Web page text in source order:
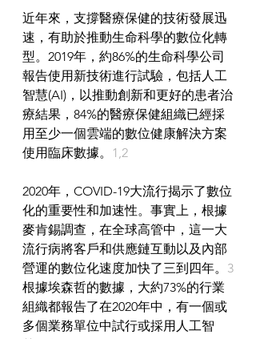
近年來，支撐醫療保健的技術發展迅
速，有助於推動生命科學的數位化轉
型。2019年，約86%的生命科學公司
報告使用新技術進行試驗，包括人工
智慧(AI)，以推動創新和更好的患者治
療結果，84%的醫療保健組織已經採
用至少一個雲端的數位健康解決方案
使用臨床數據。
1,2
2020年，COVID-19大流行揭示了數位
化的重要性和加速性。事實上，根據
麥肯錫調查，在全球高管中，這一大
流行病將客戶和供應鏈互動以及內部
營運的數位化速度加快了三到四年。 3
根據埃森哲的數據，大約73%的行業
組織都報告了在2020年中，有一個或
多個業務單位中試行或採用人工智